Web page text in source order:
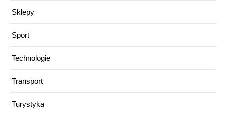
Sklepy
Sport
Technologie
Transport
Turystyka